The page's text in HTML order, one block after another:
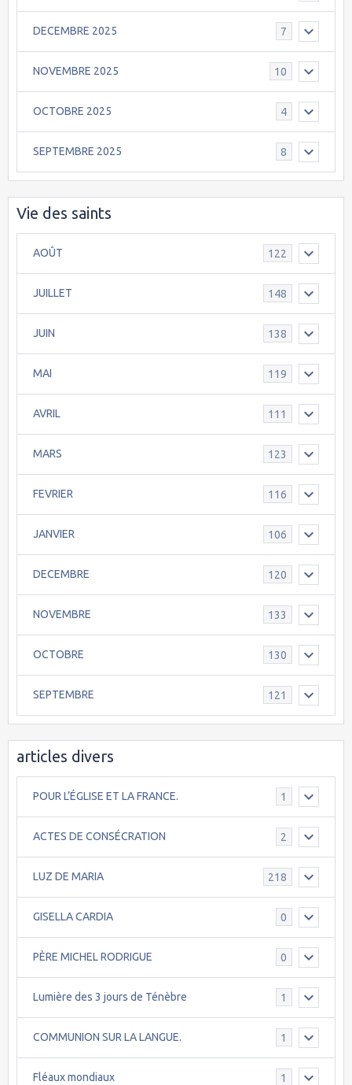
DECEMBRE 2025 7
NOVEMBRE 2025 10
OCTOBRE 2025 4
SEPTEMBRE 2025 8
Vie des saints
AOÛT 122
JUILLET 148
JUIN 138
MAI 119
AVRIL 111
MARS 123
FEVRIER 116
JANVIER 106
DECEMBRE 120
NOVEMBRE 133
OCTOBRE 130
SEPTEMBRE 121
articles divers
POUR L’ÉGLISE ET LA FRANCE. 1
ACTES DE CONSÉCRATION 2
LUZ DE MARIA 218
GISELLA CARDIA 0
PÈRE MICHEL RODRIGUE 0
Lumière des 3 jours de Ténèbre 1
COMMUNION SUR LA LANGUE. 1
Fléaux mondiaux 1